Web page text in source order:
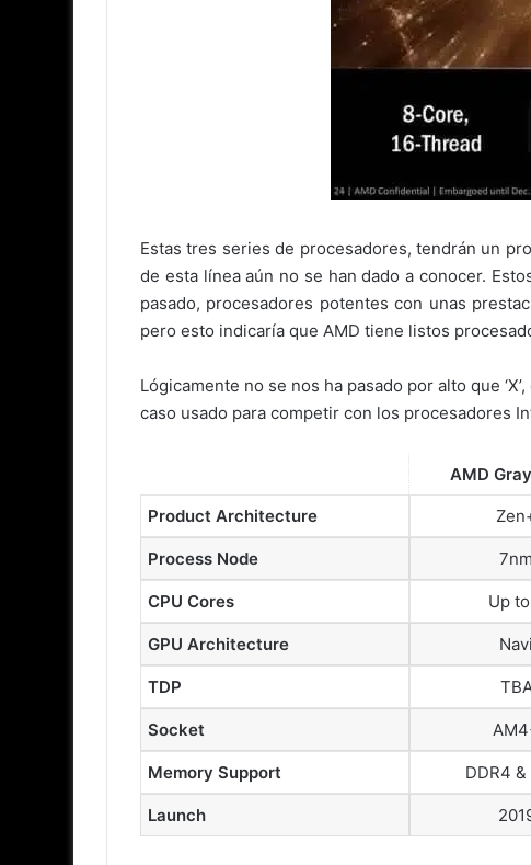
Estas tres series de procesadores, tendrán un
de esta línea aún no se han dado a conocer.
pasado, procesadores potentes con unas
pero esto indicaría que AMD tiene listos
Lógicamente no se nos ha pasado por alto que
caso usado para competir con los procesadores
AMD
Product Architecture
Process Node 7nm
CPU Cores Up
GPU Architecture Navi
TDP
Socket
Memory Support DDR4 &
Launch